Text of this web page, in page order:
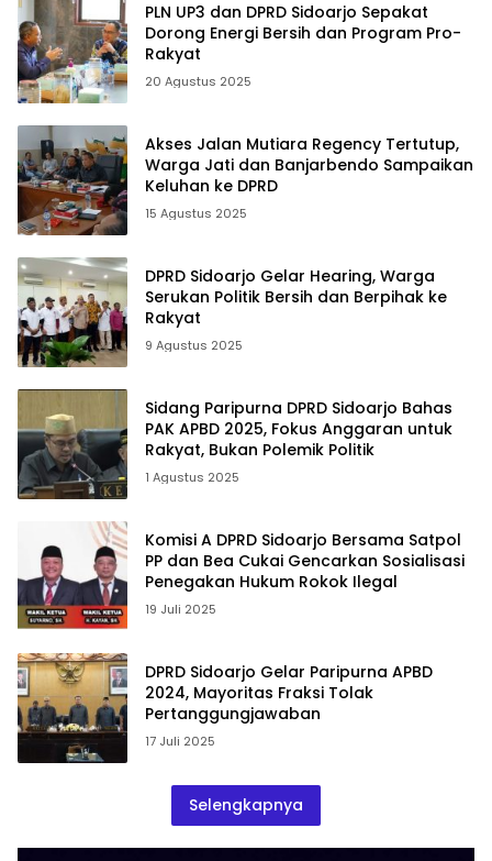
PLN UP3 dan DPRD Sidoarjo Sepakat
Dorong Energi Bersih dan Program Pro-
Rakyat
20 Agustus 2025
Akses Jalan Mutiara Regency Tertutup,
Warga Jati dan Banjarbendo Sampaikan
Keluhan ke DPRD
15 Agustus 2025
DPRD Sidoarjo Gelar Hearing, Warga
Serukan Politik Bersih dan Berpihak ke
Rakyat
9 Agustus 2025
Sidang Paripurna DPRD Sidoarjo Bahas
PAK APBD 2025, Fokus Anggaran untuk
Rakyat, Bukan Polemik Politik
1 Agustus 2025
Komisi A DPRD Sidoarjo Bersama Satpol
PP dan Bea Cukai Gencarkan Sosialisasi
Penegakan Hukum Rokok Ilegal
19 Juli 2025
DPRD Sidoarjo Gelar Paripurna APBD
2024, Mayoritas Fraksi Tolak
Pertanggungjawaban
17 Juli 2025
Selengkapnya